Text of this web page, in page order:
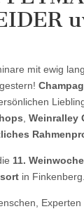
mit ewig
Weinralley
11.
in Finkenberg.